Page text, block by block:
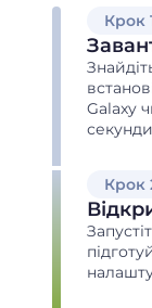
Крок
Galaxy
Крок